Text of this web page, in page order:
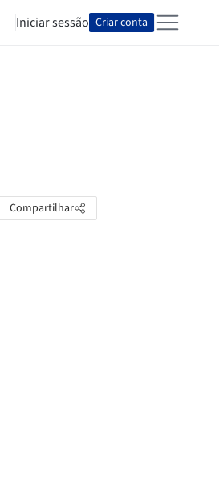
Iniciar sessão Criar conta
Compartilhar